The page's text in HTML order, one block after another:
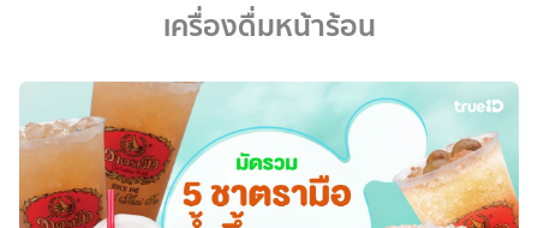
เครื่องดื่มหน้าร้อน